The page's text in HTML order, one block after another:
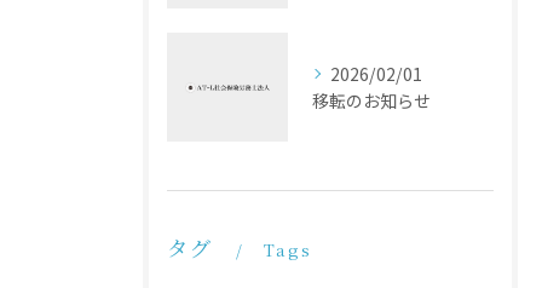
2026/02/01
移転のお知らせ
タグ Tags